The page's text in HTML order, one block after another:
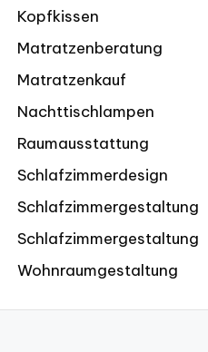
Kopfkissen
Matratzenberatung
Matratzenkauf
Nachttischlampen
Raumausstattung
Schlafzimmerdesign
Schlafzimmergestaltung
Schlafzimmergestaltung
Wohnraumgestaltung